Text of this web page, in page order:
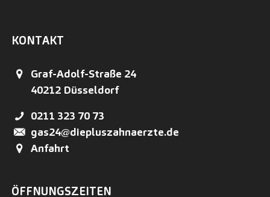
KONTAKT
Graf-Adolf-Straße 24
40212 Düsseldorf
0211 323 70 73
gas24@diepluszahnaerzte.de
Anfahrt
ÖFFNUNGSZEITEN